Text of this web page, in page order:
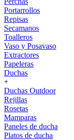
Portarrollos
Repisas
Secamanos
Toalleros
Vaso y Posavaso
Extractores
Papeleras
Duchas
+
Duchas Outdoor
Rejillas
Rosetas
Mamparas
Paneles de ducha
Platos de ducha